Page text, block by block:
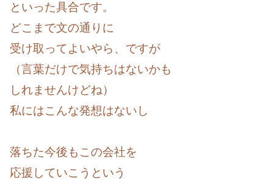
といった具合です。
どこまで文の通りに
受け取ってよいやら、ですが
（言葉だけで気持ちはないかも
しれませんけどね）
私にはこんな発想はないし
落ちた今後もこの会社を
応援していこうという